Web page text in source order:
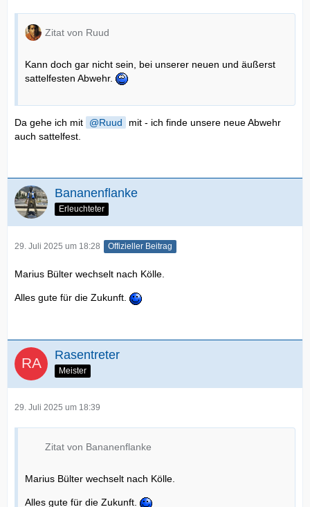
Zitat von Ruud
Kann doch gar nicht sein, bei unserer neuen und äußerst
sattelfesten Abwehr.
Da gehe ich mit Ruud
mit - ich finde unsere neue Abwehr
auch sattelfest.
Bananenflanke
Erleuchteter
29. Juli 2025 um 18:28 Offizieller Beitrag
Marius Bülter wechselt nach Kölle.
Alles gute für die Zukunft.
Rasentreter
Meister
29. Juli 2025 um 18:39
Zitat von Bananenflanke
Marius Bülter wechselt nach Kölle.
Alles gute für die Zukunft.